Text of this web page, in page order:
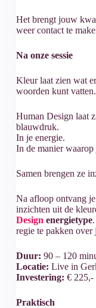
Het brengt jouw
weer contact te
Na onze sessie
Kleur laat zien wat
woorden kunt vatten.
Human Design laat
blauwdruk.
In je energie.
In de manier
Samen brengen ze
Na afloop ontvang
inzichten uit de
Design energietype
regie te pakken
Duur: 90 – 120
Locatie: Live in
Investering: €
Praktisch